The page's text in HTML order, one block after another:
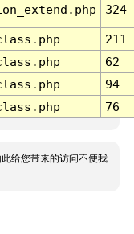
324
211
62
94
76
给您带来的访问不便我